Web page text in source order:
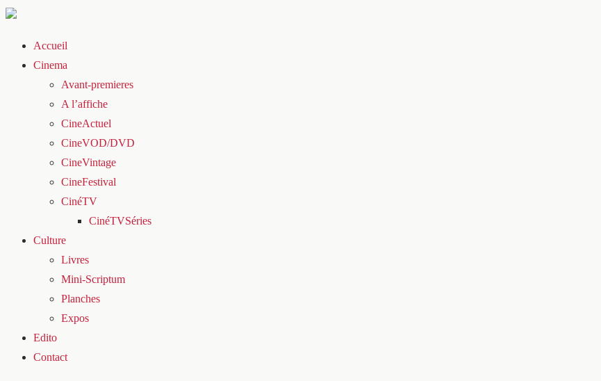
Accueil
Cinema
Avant-premieres
A l’affiche
CineActuel
CineVOD/DVD
CineVintage
CineFestival
CinéTV
CinéTVSéries
Culture
Livres
Mini-Scriptum
Planches
Expos
Edito
Contact